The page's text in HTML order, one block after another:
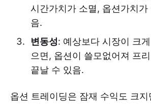
시간가치가 소멸, 옵션가치가
음.
변동성: 예상보다 시장이 크
으면, 옵션이 쓸모없어져 프
끝날 수 있음.
옵션 트레이딩은 잠재 수익도 크